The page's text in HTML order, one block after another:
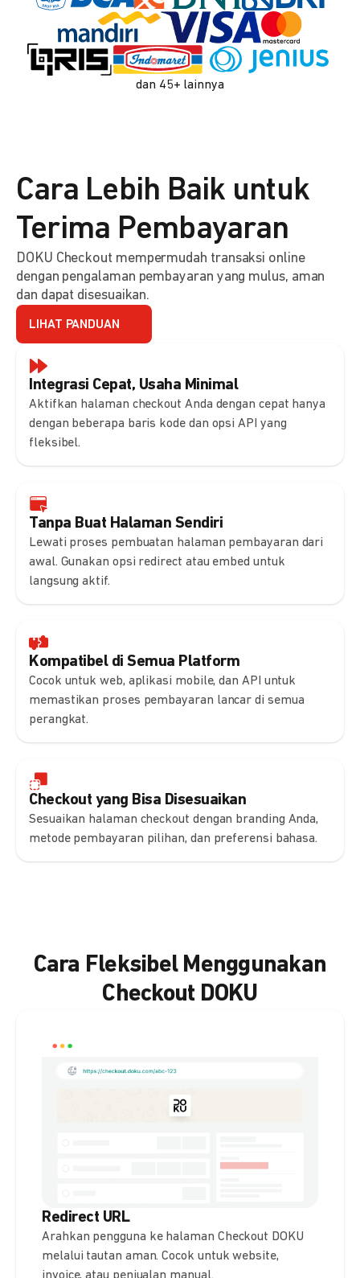
dan 45+ lainnya
Integrasi Cepat, Usaha Minimal
Aktifkan halaman checkout Anda dengan cepat hanya
dengan beberapa baris kode dan opsi API yang
fleksibel.
Tanpa Buat Halaman Sendiri
Lewati proses pembuatan halaman pembayaran dari
awal. Gunakan opsi redirect atau embed untuk
langsung aktif.
Kompatibel di Semua Platform
Cocok untuk web, aplikasi mobile, dan API untuk
memastikan proses pembayaran lancar di semua
perangkat.
Checkout yang Bisa Disesuaikan
Sesuaikan halaman checkout dengan branding Anda,
metode pembayaran pilihan, dan preferensi bahasa.
Cara Lebih Baik untuk
Terima Pembayaran
DOKU Checkout mempermudah transaksi online
dengan pengalaman pembayaran yang mulus, aman
dan dapat disesuaikan.
LIHAT PANDUAN
Cara Fleksibel Menggunakan
Checkout DOKU
Redirect URL
Arahkan pengguna ke halaman Checkout DOKU
melalui tautan aman. Cocok untuk website,